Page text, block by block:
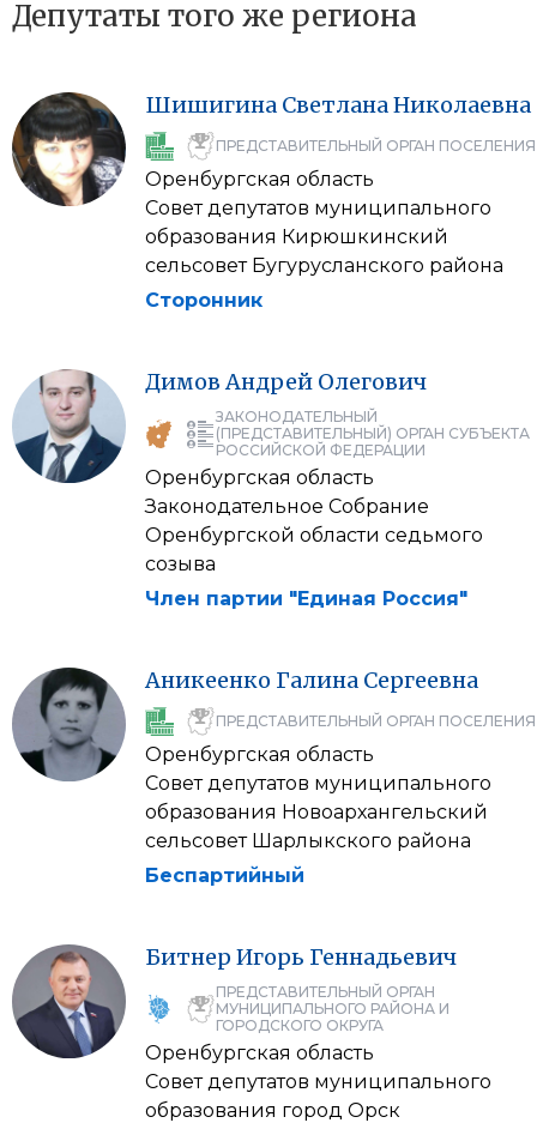
Депутаты того же региона
Шишигина СветланаНиколаевна
ПРЕДСТАВИТЕЛЬНЫЙ ОРГАН ПОСЕЛЕНИЯ
Оренбургская область
Совет депутатов муниципального
образования Кирюшкинский
сельсовет Бугурусланского района
Сторонник
Димов Андрей Олегович
ЗАКОНОДАТЕЛЬНЫЙ
(ПРЕДСТАВИТЕЛЬНЫЙ) ОРГАН СУБЪЕКТА
РОССИЙСКОЙ ФЕДЕРАЦИИ
Оренбургская область
Законодательное Собрание
Оренбургской области седьмого
созыва
Член партии "Единая Россия"
Аникеенко Галина Сергеевна
ПРЕДСТАВИТЕЛЬНЫЙ ОРГАН ПОСЕЛЕНИЯ
Оренбургская область
Совет депутатов муниципального
образования Новоархангельский
сельсовет Шарлыкского района
Беспартийный
Битнер Игорь Геннадьевич
ПРЕДСТАВИТЕЛЬНЫЙ ОРГАН
МУНИЦИПАЛЬНОГО РАЙОНА И
ГОРОДСКОГО ОКРУГА
Оренбургская область
Совет депутатов муниципального
образования город Орск